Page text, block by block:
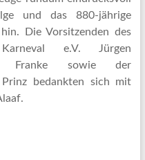
und das 880-jährige
Die Vorsitzenden des
Karneval e.V. Jürgen
Franke sowie der
Prinz bedankten sich mit